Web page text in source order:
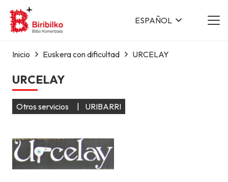
ESPAÑOL
Inicio Euskera con dificultad URCELAY
URCELAY
Otros servicios | URIBARRI